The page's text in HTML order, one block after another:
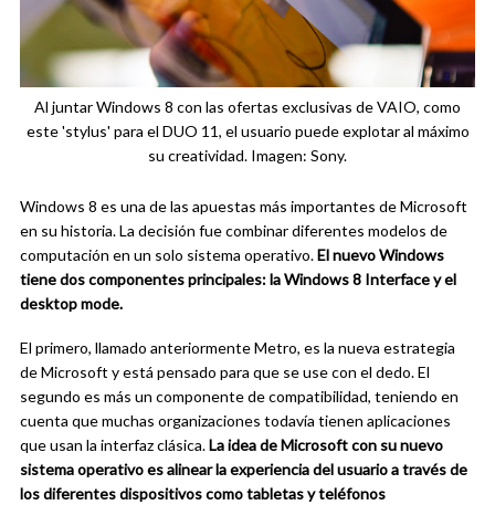
Al juntar Windows 8 con las ofertas exclusivas de VAIO, como
este 'stylus' para el DUO 11, el usuario puede explotar al máximo
su creatividad. Imagen: Sony.
Windows 8 es una de las apuestas más importantes de Microsoft
en su historia. La decisión fue combinar diferentes modelos de
computación en un solo sistema operativo.El nuevo Windows
tiene dos componentes principales: la Windows 8 Interface y el
desktop mode.
El primero, llamado anteriormente Metro, es la nueva estrategia
de Microsoft y está pensado para que se use con el dedo. El
segundo es más un componente de compatibilidad, teniendo en
cuenta que muchas organizaciones todavía tienen aplicaciones
que usan la interfaz clásica.La idea de Microsoft con su nuevo
sistema operativo es alinear la experiencia del usuario a través de
los diferentes dispositivos como tabletas y teléfonos